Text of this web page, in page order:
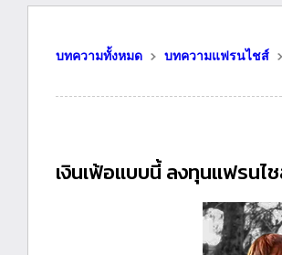
บทความทั้งหมด บทความแฟรนไชส์
เงินเฟ้อแบบนี้ ลงทุนแฟรนไ